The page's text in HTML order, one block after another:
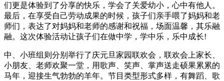
们更是体验到了分享的快乐，学会了关爱幼小，心中有他人。
最后，在享受自己劳动成果的时候，孩子们亲手喂了妈妈和老
师们，表达了对妈妈和老师的感谢和祝福，场面温馨，其乐融
融。这次体验活动让孩子们在做中学，学中乐，乐中成长!
中、小班组则分别举行了庆元旦家园联欢会，联欢会上家长、
小朋友、老师欢聚一堂，用歌声、笑声、掌声送走硕果累累的
马年，迎接生气勃勃的羊年。节目类型形式多样，有舞蹈、歌